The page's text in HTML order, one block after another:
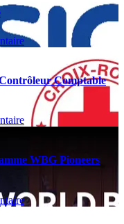
Comptable
WBG Pioneers